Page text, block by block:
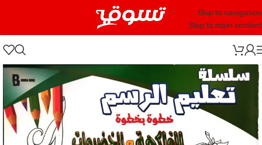
Skip to navigation
Skip to main content